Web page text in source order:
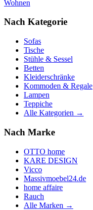
Wohnen
Nach Kategorie
Sofas
Tische
Stühle & Sessel
Betten
Kleiderschränke
Kommoden & Regale
Lampen
Teppiche
Alle Kategorien →
Nach Marke
OTTO home
KARE DESIGN
Vicco
Massivmoebel24.de
home affaire
Rauch
Alle Marken →